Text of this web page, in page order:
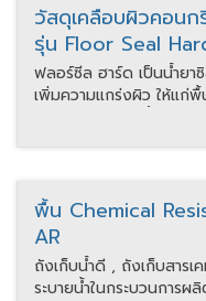
วัสดุเคลือบผิวคอน
รุ่น Floor Seal
ฟลอร์ซีล ฮาร์ด เป็นน้ำยาซิลิเกตพิเศษ ที่มีคุณสมบัติในการช่วย
เพิ่มความแกร่งผิว ให้แก่
พื้น Chemical
AR
ถังเก็บน้ำดี , ถังเก็บสาร
ระบายน้ำในกระบวนการ